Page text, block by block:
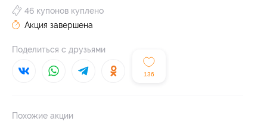
136
46 купонов куплено
Акция завершена
Поделиться с друзьями
Похожие акции